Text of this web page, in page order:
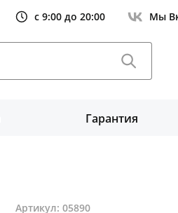
с 9:00 до 20:00 Мы
Гарантия
Артикул: 05890